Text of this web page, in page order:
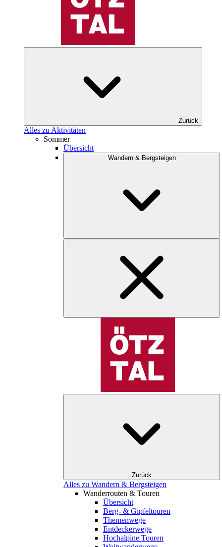
Zurück
Alles zu Aktivitäten
Sommer
Übersicht
Wandern & Bergsteigen
Zurück
Alles zu Wandern & Bergsteigen
Wanderrouten & Touren
Übersicht
Berg- & Gipfeltouren
Themenwege
Entdeckerwege
Hochalpine Touren